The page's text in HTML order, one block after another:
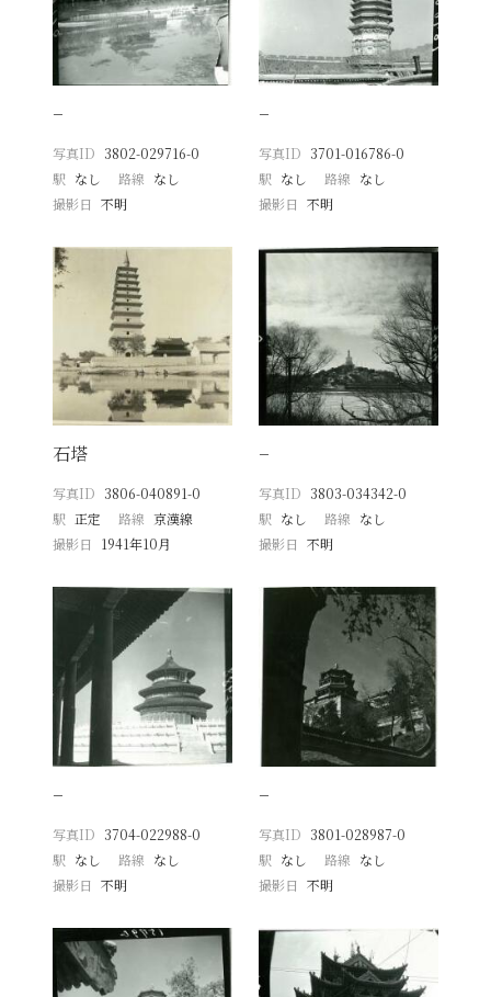
−
写真ID 3802-029716-0
駅 なし 路線 なし
撮影日
不明
−
写真ID 3701-016786-0
駅 なし 路線 なし
撮影日 不明
石塔
写真ID 3806-040891-0
駅 正定 路線 京漢線
撮影日
1941年10月
−
写真ID 3803-034342-0
駅 なし 路線 なし
撮影日 不明
−
写真ID 3704-022988-0
駅 なし 路線 なし
撮影日
不明
−
写真ID 3801-028987-0
駅 なし 路線 なし
撮影日 不明